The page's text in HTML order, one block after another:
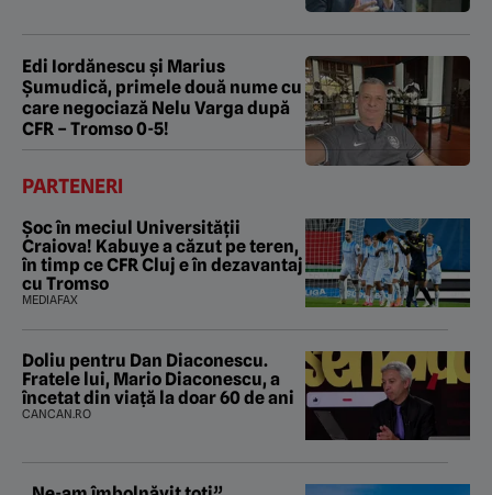
Edi Iordănescu și Marius
Șumudică, primele două nume cu
care negociază Nelu Varga după
CFR – Tromso 0-5!
PARTENERI
Șoc în meciul Universității
Craiova! Kabuye a căzut pe teren,
în timp ce CFR Cluj e în dezavantaj
cu Tromso
MEDIAFAX
Doliu pentru Dan Diaconescu.
Fratele lui, Mario Diaconescu, a
încetat din viață la doar 60 de ani
CANCAN.RO